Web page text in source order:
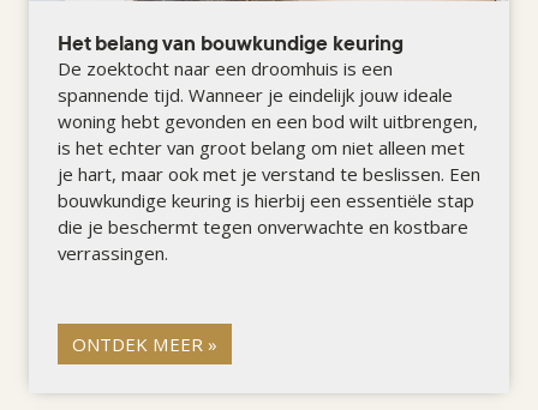
Het belang van bouwkundige keuring
De zoektocht naar een droomhuis is een
spannende tijd. Wanneer je eindelijk jouw ideale
woning hebt gevonden en een bod wilt uitbrengen,
is het echter van groot belang om niet alleen met
je hart, maar ook met je verstand te beslissen. Een
bouwkundige keuring is hierbij een essentiële stap
die je beschermt tegen onverwachte en kostbare
verrassingen.
ONTDEK MEER »